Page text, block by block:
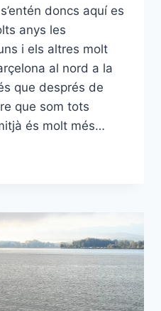
doncs aquí es
anys les
i els altres molt
al nord a la
que després de
que som tots
és molt més…